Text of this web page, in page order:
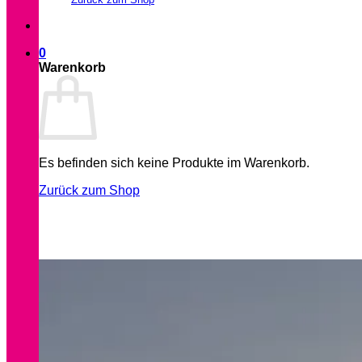
0
Warenkorb
Es befinden sich keine Produkte im Warenkorb.
Zurück zum Shop